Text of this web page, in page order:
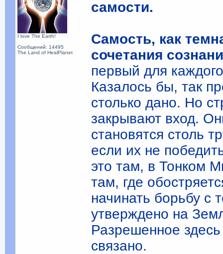
I love The Earth!
Сообщений: 14495
The Land of HealPlanet
самости.
Самость, как
сочетания
первый для
Казалось бы, так
столько дано. Но
закрывают вход.
становятся столь
если их не
это там, в Тонком
там, где
начинать борьбу с
утверждено на
Разрешенное
связано.